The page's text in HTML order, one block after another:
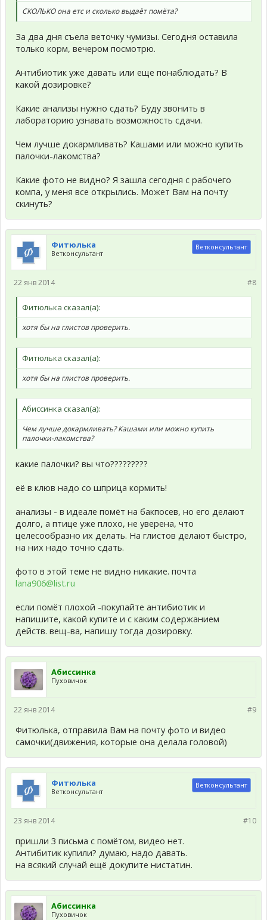
СКОЛЬКО она етс и сколько выдаёт помёта?
За два дня съела веточку чумизы. Сегодня оставила
только корм, вечером посмотрю.
Антибиотик уже давать или еще понаблюдать? В
какой дозировке?
Какие анализы нужно сдать? Буду звонить в
лабораторию узнавать возможность сдачи.
Чем лучше докармливать? Кашами или можно купить
палочки-лакомства?
Какие фото не видно? Я зашла сегодня с рабочего
компа, у меня все открылись. Может Вам на почту
скинуть?
Фитюлька
Ветконсультант
Ветконсультант
#8
22 янв 2014
Фитюлька сказал(а):
хотя бы на глистов проверить.
Фитюлька сказал(а):
хотя бы на глистов проверить.
Абиссинка сказал(а):
Чем лучше докармливать? Кашами или можно купить
палочки-лакомства?
какие палочки? вы что?????????
её в клюв надо со шприца кормить!
анализы - в идеале помёт на бакпосев, но его делают
долго, а птице уже плохо, не уверена, что
целесообразно их делать. На глистов делают быстро,
на них надо точно сдать.
фото в этой теме не видно никакие. почта
lana906@list.ru
если помёт плохой -покупайте антибиотик и
напишите, какой купите и с каким содержанием
действ. вещ-ва, напишу тогда дозировку.
Абиссинка
Пуховичок
#9
22 янв 2014
Фитюлька, отправила Вам на почту фото и видео
самочки(движения, которые она делала головой)
Фитюлька
Ветконсультант
Ветконсультант
#10
23 янв 2014
пришли 3 письма с помётом, видео нет.
Антибитик купили? думаю, надо давать.
на всякий случай ещё докупите нистатин.
Абиссинка
Пуховичок